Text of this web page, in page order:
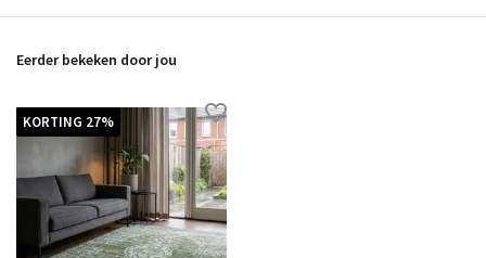
Eerder bekeken door jou
KORTING 27%